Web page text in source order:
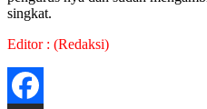
singkat.
Editor : (Redaksi)